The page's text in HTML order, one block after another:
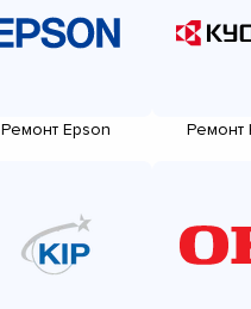
Ремонт Epson Ремонт